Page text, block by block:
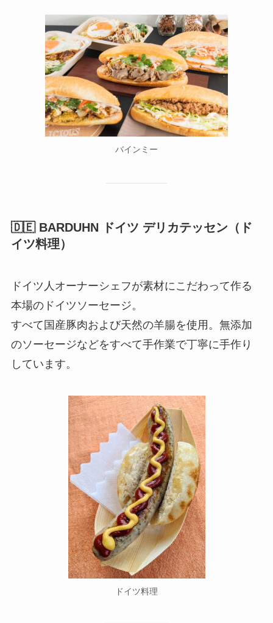
バインミー
🇩🇪 BARDUHN ドイツ デリカテッセン（ド
イツ料理）
ドイツ人オーナーシェフが素材にこだわって作る
本場のドイツソーセージ。
すべて国産豚肉および天然の羊腸を使用。無添加
のソーセージなどをすべて手作業で丁寧に手作り
しています。
ドイツ料理